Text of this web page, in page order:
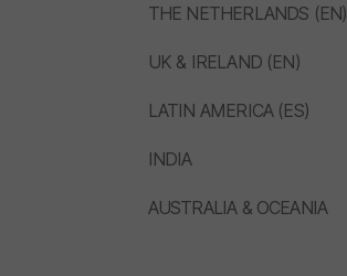
THE NETHERLANDS (EN)
UK & IRELAND (EN)
LATIN AMERICA (ES)
INDIA
AUSTRALIA & OCEANIA